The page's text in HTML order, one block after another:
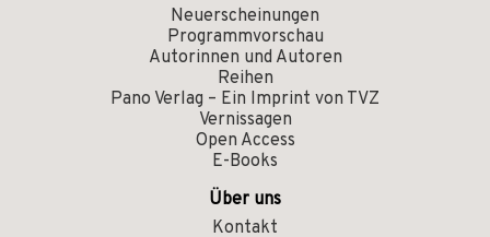
Neuerscheinungen
Programmvorschau
Autorinnen und Autoren
Reihen
Pano Verlag – Ein Imprint von TVZ
Vernissagen
Open Access
E-Books
Über uns
Kontakt